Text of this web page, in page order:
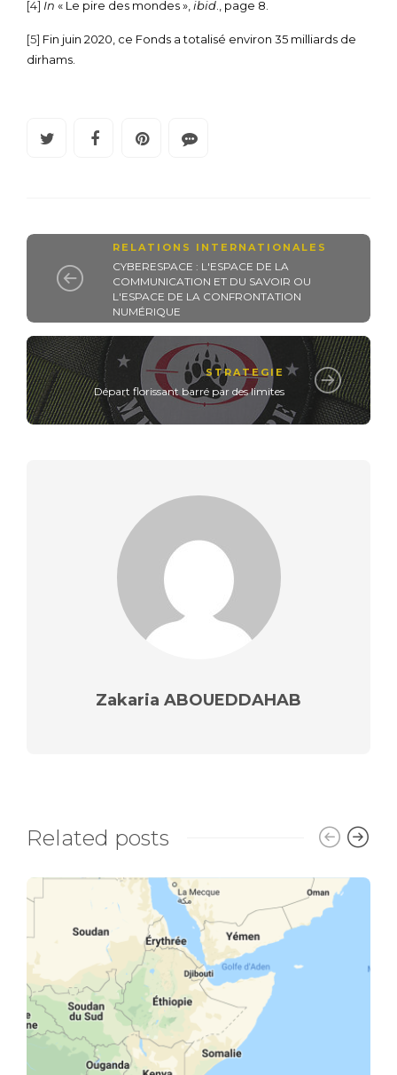
[4] In « Le pire des mondes »,ibid., page 8.
[5] Fin juin 2020, ce Fonds a totalisé environ 35 milliards de
dirhams.
RELATIONS INTERNATIONALES
CYBERESPACE : L'ESPACE DE LA
COMMUNICATION ET DU SAVOIR OU
L'ESPACE DE LA CONFRONTATION
NUMÉRIQUE
STRATEGIE
Départ florissant barré par des limites
Zakaria ABOUEDDAHAB
Related posts